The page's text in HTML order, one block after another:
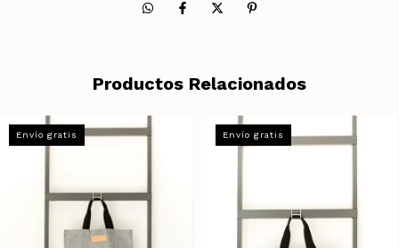
Productos Relacionados
Envío gratis Envío gratis